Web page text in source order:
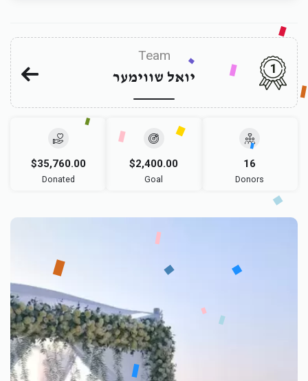
Team
יואל שווימער
1
$35,760.00
Donated
$2,400.00
Goal
16
Donors